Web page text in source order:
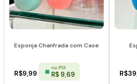
Esponja Chanfrada com Case
R$9,99
no PIX
R$ 9,69